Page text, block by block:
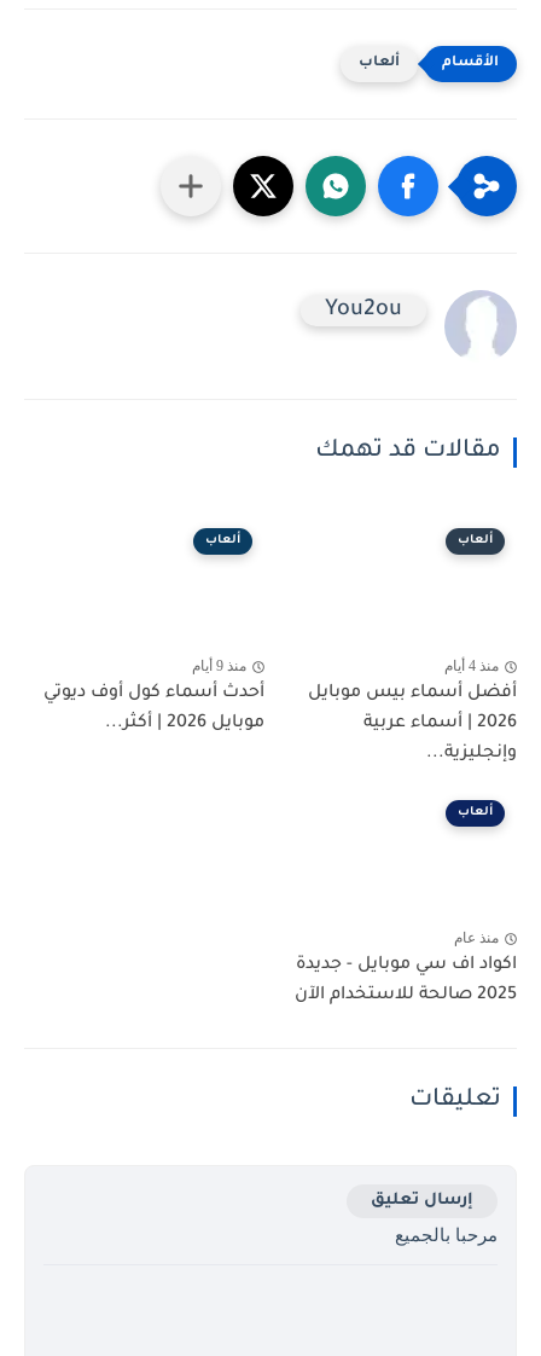
ألعاب
You2ou
مقالات قد تهمك
ألعاب
منذ 4 أيام
أفضل أسماء بيس موبايل
2026 | أسماء عربية
وإنجليزية...
ألعاب
منذ 9 أيام
أحدث أسماء كول أوف ديوتي
موبايل 2026 | أكثر...
ألعاب
منذ عام
اكواد اف سي موبايل - جديدة
2025 صالحة للاستخدام الآن
تعليقات
إرسال تعليق
مرحبا بالجميع